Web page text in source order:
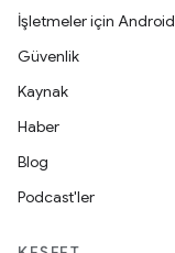
İşletmeler için Android
Güvenlik
Kaynak
Haber
Blog
Podcast'ler